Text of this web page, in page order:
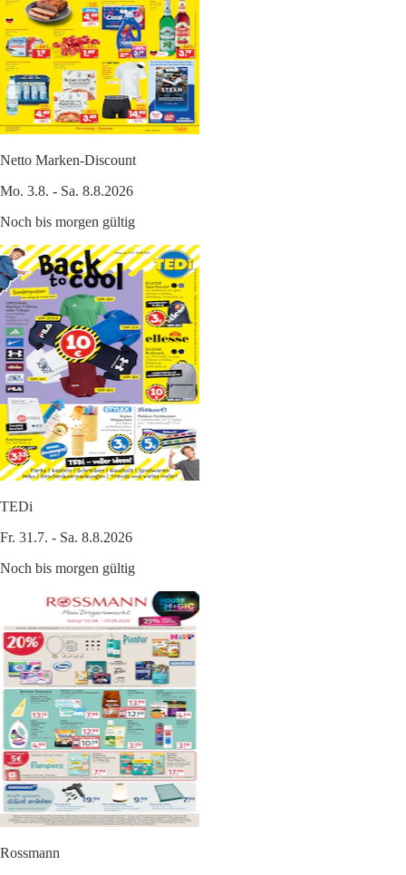
Netto Marken-Discount
Mo. 3.8. - Sa. 8.8.2026
Noch bis morgen gültig
TEDi
Fr. 31.7. - Sa. 8.8.2026
Noch bis morgen gültig
Rossmann